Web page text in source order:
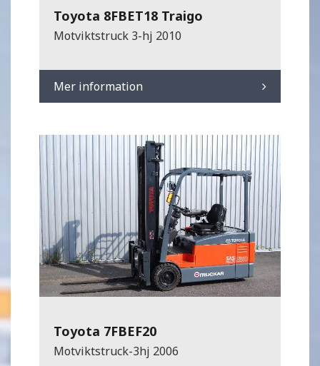
Toyota 8FBET18 Traigo
Motviktstruck 3-hj 2010
Mer information
Toyota 7FBEF20
Motviktstruck-3hj 2006